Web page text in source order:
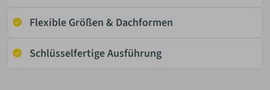
Flexible Größen & Dachformen
Schlüsselfertige Ausführung